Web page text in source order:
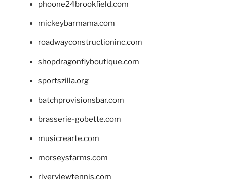
phoone24brookfield.com
mickeybarmama.com
roadwayconstructioninc.com
shopdragonflyboutique.com
sportszilla.org
batchprovisionsbar.com
brasserie-gobette.com
musicrearte.com
morseysfarms.com
riverviewtennis.com